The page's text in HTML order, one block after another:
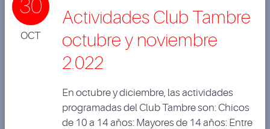
30
OCT
Actividades Club Tambre
octubre y noviembre
2.022
En octubre y diciembre, las actividades
programadas del Club Tambre son: Chicos
de 10 a 14 años: Mayores de 14 años: Entre